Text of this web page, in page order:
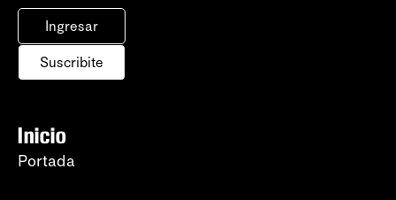
Ingresar
Suscribite
Inicio
Portada